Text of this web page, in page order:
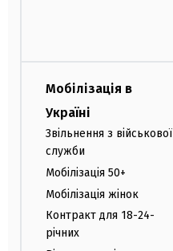
Мобілізація в
Україні
Звільнення з військової
служби
Мобілізація 50+
Мобілізація жінок
Контракт для 18-24-
річних